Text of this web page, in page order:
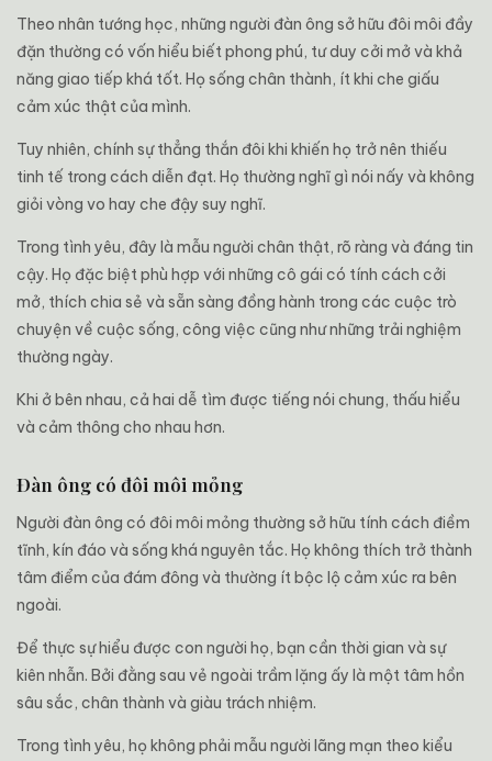
Theo nhân tướng học, những người đàn ông sở hữu đôi môi đầy
đặn thường có vốn hiểu biết phong phú, tư duy cởi mở và khả
năng giao tiếp khá tốt. Họ sống chân thành, ít khi che giấu
cảm xúc thật của mình.
Tuy nhiên, chính sự thẳng thắn đôi khi khiến họ trở nên thiếu
tinh tế trong cách diễn đạt. Họ thường nghĩ gì nói nấy và không
giỏi vòng vo hay che đậy suy nghĩ.
Trong tình yêu, đây là mẫu người chân thật, rõ ràng và đáng tin
cậy. Họ đặc biệt phù hợp với những cô gái có tính cách cởi
mở, thích chia sẻ và sẵn sàng đồng hành trong các cuộc trò
chuyện về cuộc sống, công việc cũng như những trải nghiệm
thường ngày.
Khi ở bên nhau, cả hai dễ tìm được tiếng nói chung, thấu hiểu
và cảm thông cho nhau hơn.
Đàn ông có đôi môi mỏng
Người đàn ông có đôi môi mỏng thường sở hữu tính cách điềm
tĩnh, kín đáo và sống khá nguyên tắc. Họ không thích trở thành
tâm điểm của đám đông và thường ít bộc lộ cảm xúc ra bên
ngoài.
Để thực sự hiểu được con người họ, bạn cần thời gian và sự
kiên nhẫn. Bởi đằng sau vẻ ngoài trầm lặng ấy là một tâm hồn
sâu sắc, chân thành và giàu trách nhiệm.
Trong tình yêu, họ không phải mẫu người lãng mạn theo kiểu